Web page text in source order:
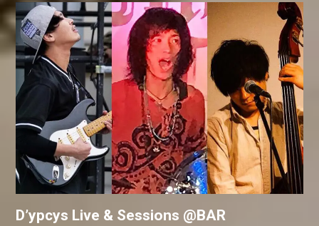
D’ypcys Live & Sessions @BAR